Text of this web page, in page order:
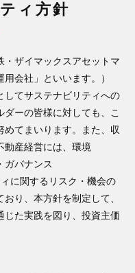
ィ方針
・ザイマックスアセットマ
会社」といいます。）
してサステナビリティへの
ーの皆様に対しても、こ
てまいります。また、収
動産経営には、環境
ガバナンス
に関するリスク・機会の
り、本方針を制定して、
じた実践を図り、投資主価